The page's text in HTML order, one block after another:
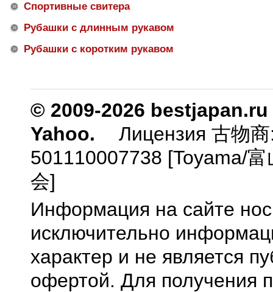
Спортивные свитера
Рубашки с длинным рукавом
Рубашки с коротким рукавом
© 2009-2026
Yahoo.
Лицензия 古物
501110007738 [Toyama/
会]
Информация на сайте
исключительно
характер и не является
офертой. Для получения